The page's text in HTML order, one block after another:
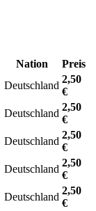
Nation
Preis
Deutschland
2,50
€
Deutschland
2,50
€
Deutschland
2,50
€
Deutschland
2,50
€
Deutschland
2,50
€